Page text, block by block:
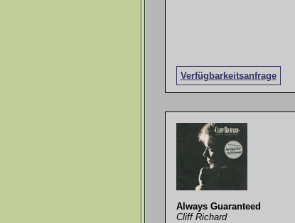
Verfügbarkeitsanfrage
Always Guaranteed
Cliff Richard